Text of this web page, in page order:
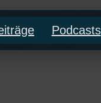
Podcasts